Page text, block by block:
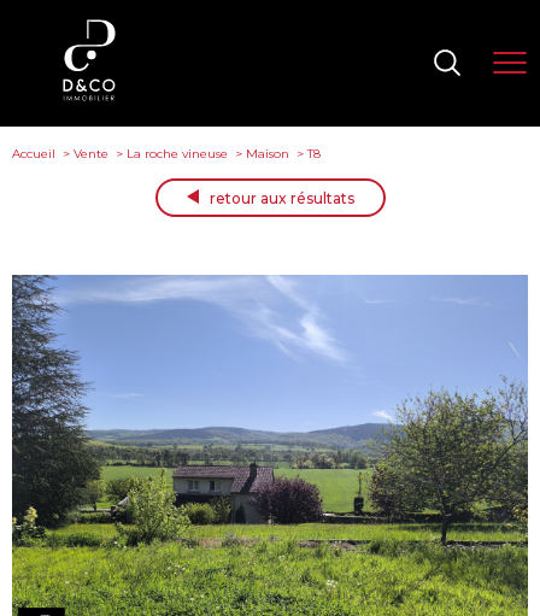
Accueil Vente La roche vineuse Maison T8
retour aux résultats